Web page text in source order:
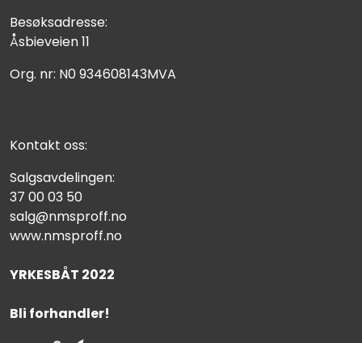
Besøksadresse:
Åsbieveien 11
Org. nr: N0 934608143MVA
Kontakt oss:
Salgsavdelingen:
37 00 03 50
salg@nmsproff.no
www.nmsproff.no
YRKESBÅT 2022
Bli forhandler!